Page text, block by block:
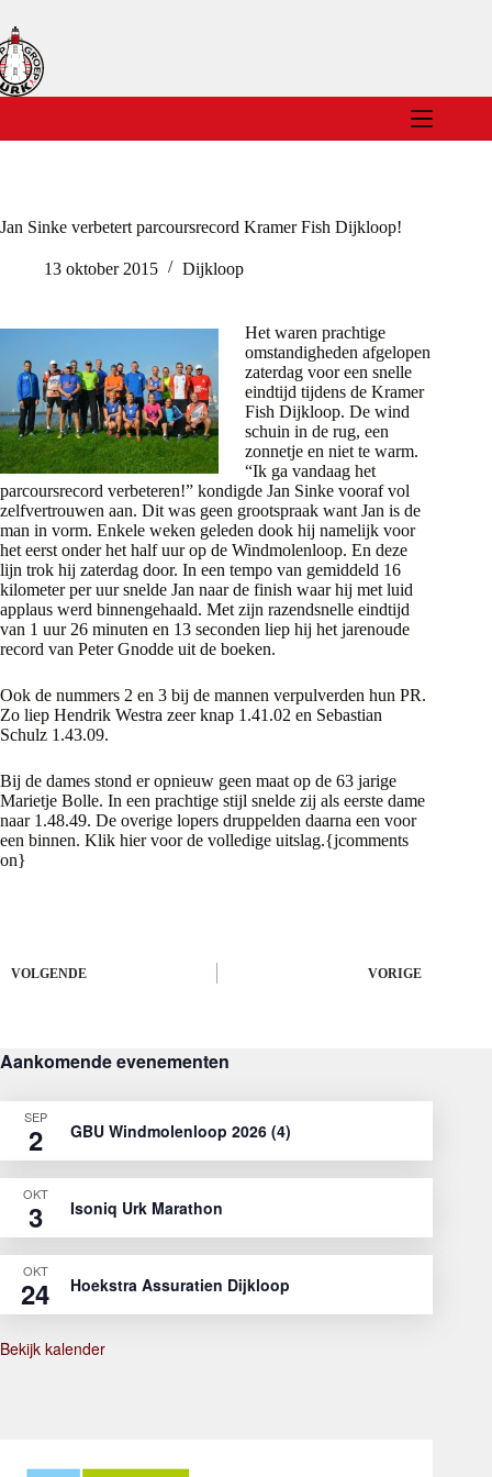
naar
de
inhoud
Jan Sinke verbetert parcoursrecord Kramer Fish Dijkloop!
13 oktober 2015 Dijkloop
Het waren prachtige
omstandigheden afgelopen
zaterdag voor een snelle
eindtijd tijdens de Kramer
Fish Dijkloop. De wind
schuin in de rug, een
zonnetje en niet te warm.
“Ik ga vandaag het
parcoursrecord verbeteren!” kondigde Jan Sinke vooraf vol
zelfvertrouwen aan. Dit was geen grootspraak want Jan is de
man in vorm. Enkele weken geleden dook hij namelijk voor
het eerst onder het half uur op de Windmolenloop. En deze
lijn trok hij zaterdag door. In een tempo van gemiddeld 16
kilometer per uur snelde Jan naar de finish waar hij met luid
applaus werd binnengehaald. Met zijn razendsnelle eindtijd
van 1 uur 26 minuten en 13 seconden liep hij het jarenoude
record van Peter Gnodde uit de boeken.
Ook de nummers 2 en 3 bij de mannen verpulverden hun PR.
Zo liep Hendrik Westra zeer knap 1.41.02 en Sebastian
Schulz 1.43.09.
Bij de dames stond er opnieuw geen maat op de 63 jarige
Marietje Bolle. In een prachtige stijl snelde zij als eerste dame
naar 1.48.49. De overige lopers druppelden daarna een voor
een binnen. Klik hiervoor de volledige uitslag.{jcomments
on}
VORIGE
VOLGENDE
Aankomende evenementen
SEP
2 GBU Windmolenloop 2026 (4)
OKT
3 Isoniq Urk Marathon
OKT
24 Hoekstra Assuratien Dijkloop
Bekijk kalender